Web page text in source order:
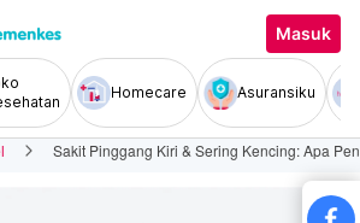
Masuk
Homecare Asuransiku
Sakit Pinggang Kiri & Sering Kencing: Apa